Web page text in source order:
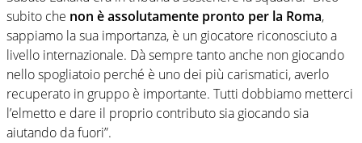
subito che non è assolutamente pronto per la Roma,
sappiamo la sua importanza, è un giocatore riconosciuto a
livello internazionale. Dà sempre tanto anche non giocando
nello spogliatoio perché è uno dei più carismatici, averlo
recuperato in gruppo è importante. Tutti dobbiamo metterci
l’elmetto e dare il proprio contributo sia giocando sia
aiutando da fuori”.